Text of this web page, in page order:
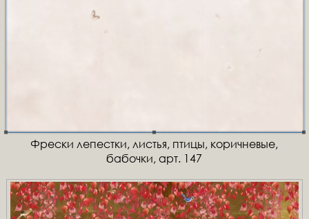
Фрески лепестки, листья, птицы, коричневые,
бабочки, арт. 147